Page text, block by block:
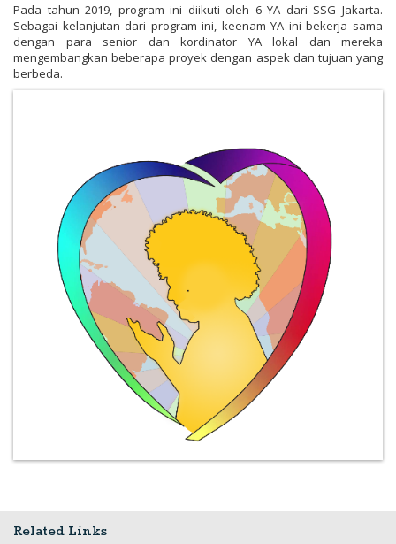
Pada tahun 2019, program ini diikuti oleh 6 YA dari SSG Jakarta.
Sebagai kelanjutan dari program ini, keenam YA ini bekerja sama
dengan para senior dan kordinator YA lokal dan mereka
mengembangkan beberapa proyek dengan aspek dan tujuan yang
berbeda.
Related Links